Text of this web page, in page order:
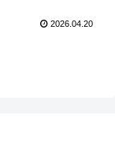
2026.04.20